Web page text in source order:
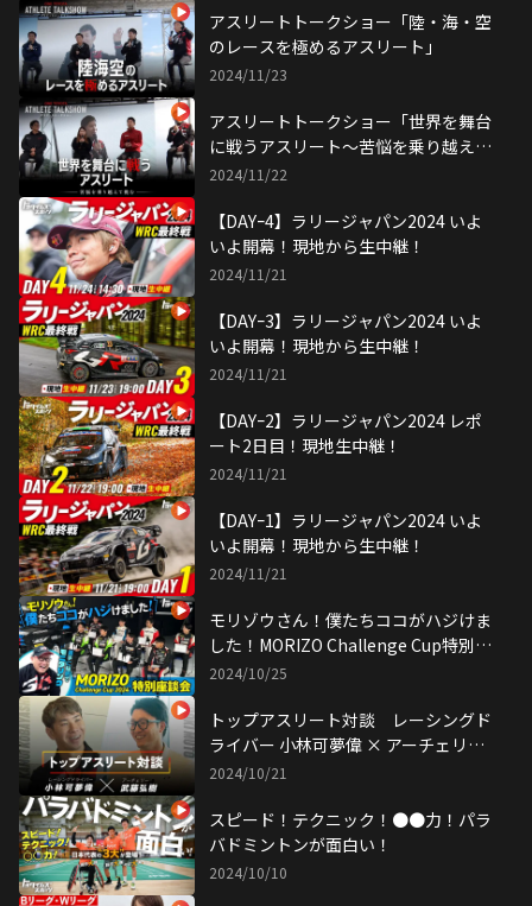
アスリートトークショー「陸・海・空
のレースを極めるアスリート」
2024/11/23
アスリートトークショー「世界を舞台
に戦うアスリート～苦悩を乗り越えて
挑む〜」
2024/11/22
【DAYｰ4】ラリージャパン2024 いよ
いよ開幕！現地から生中継！
2024/11/21
【DAYｰ3】ラリージャパン2024 いよ
いよ開幕！現地から生中継！
2024/11/21
【DAYｰ2】ラリージャパン2024 レポ
ート2日目！現地生中継！
2024/11/21
【DAYｰ1】ラリージャパン2024 いよ
いよ開幕！現地から生中継！
2024/11/21
モリゾウさん！僕たちココがハジけま
した！MORIZO Challenge Cup特別座
談会
2024/10/25
トップアスリート対談 レーシングド
ライバー 小林可夢偉 × アーチェリー
武藤弘樹
2024/10/21
スピード！テクニック！●●力！パラ
バドミントンが面白い！
2024/10/10